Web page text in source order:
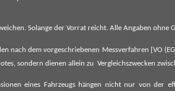
Solange der Vorrat reicht. Alle Angaben
nach dem vorgeschriebenen Messverfahren [VO
sondern dienen allein zu Vergleichszwecken
eines Fahrzeugs hängen nicht nur von der